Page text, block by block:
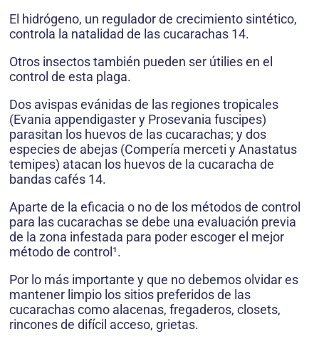
El hidrógeno, un regulador de crecimiento sintético,
controla la natalidad de las cucarachas 14.
Otros insectos también pueden ser útilies en el
control de esta plaga.
Dos avispas evánidas de las regiones tropicales
(Evania appendigaster y Prosevania fuscipes)
parasitan los huevos de las cucarachas; y dos
especies de abejas (Compería merceti y Anastatus
temipes) atacan los huevos de la cucaracha de
bandas cafés 14.
Aparte de la eficacia o no de los métodos de control
para las cucarachas se debe una evaluación previa
de la zona infestada para poder escoger el mejor
método de control¹.
Por lo más importante y que no debemos olvidar es
mantener limpio los sitios preferidos de las
cucarachas como alacenas, fregaderos, closets,
rincones de difícil acceso, grietas.